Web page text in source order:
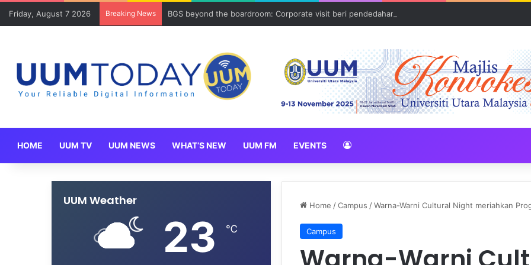
Friday, August 7 2026 Breaking News BGS beyond the boardroom: Corporate visit beri pendedahan dunia korporat kepada PELAJAR
HOME UUM TV UUM NEWS WHAT’S NEW UUM FM EVENTS
Home /Campus /Warna-Warni Cultural Night meriahkan
Campus
UUM Weather
23 ℃